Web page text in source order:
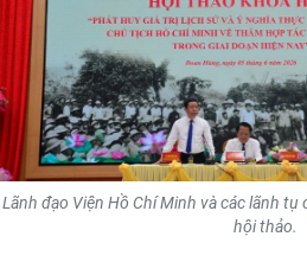
KHOA HỌC - CÔNG NGHỆ
MÔI TRƯỜNG
BẠN ĐỌC
KIỂM CHỨNG THÔNG TIN
Lãnh đạo Viện Hồ Chí Minh và các lãnh
hội thảo.